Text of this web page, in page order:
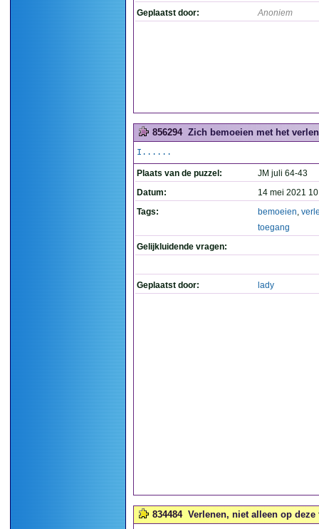
Geplaatst door: Anoniem
856294 Zich bemoeien met het
I......
Plaats van de puzzel:
JM juli 64-43
Datum:
14 mei 2021
Tags:
bemoeien,
toegang
Gelijkluidende vragen:
Geplaatst door: lady
834484 Verlenen, niet alleen op